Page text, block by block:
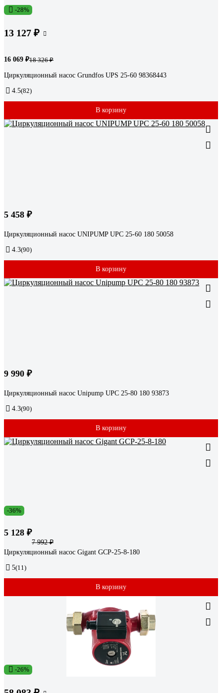
-28%
13 127 ₽
16 069 ₽18 326 ₽
Циркуляционный насос Grundfos UPS 25-60 98368443
4.5(82)
В корзину
5 458 ₽
Циркуляционный насос UNIPUMP UPС 25-60 180 50058
4.3(90)
В корзину
9 990 ₽
Циркуляционный насос Unipump UPС 25-80 180 93873
4.3(90)
В корзину
-36%
5 128 ₽
7 992 ₽
Циркуляционный насос Gigant GСP-25-8-180
5(11)
В корзину
-26%